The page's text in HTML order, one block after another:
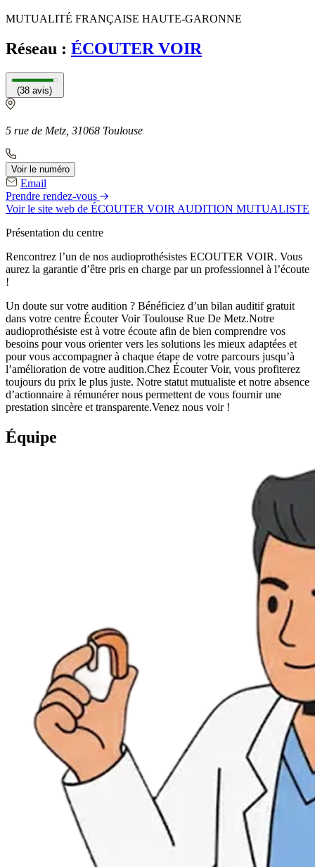
MUTUALITÉ FRANÇAISE HAUTE-GARONNE
Réseau : ÉCOUTER VOIR
(38 avis)
5 rue de Metz, 31068 Toulouse
Voir le numéro
Email
Prendre rendez-vous
Voir le site web de ÉCOUTER VOIR AUDITION MUTUALISTE
Présentation du centre
Rencontrez l’un de nos audioprothésistes ECOUTER VOIR. Vous
aurez la garantie d’être pris en charge par un professionnel à l’écoute
!
Un doute sur votre audition ? Bénéficiez d’un bilan auditif gratuit
dans votre centre Écouter Voir Toulouse Rue De Metz.Notre
audioprothésiste est à votre écoute afin de bien comprendre vos
besoins pour vous orienter vers les solutions les mieux adaptées et
pour vous accompagner à chaque étape de votre parcours jusqu’à
l’amélioration de votre audition.Chez Écouter Voir, vous profiterez
toujours du prix le plus juste. Notre statut mutualiste et notre absence
d’actionnaire à rémunérer nous permettent de vous fournir une
prestation sincère et transparente.Venez nous voir !
Équipe